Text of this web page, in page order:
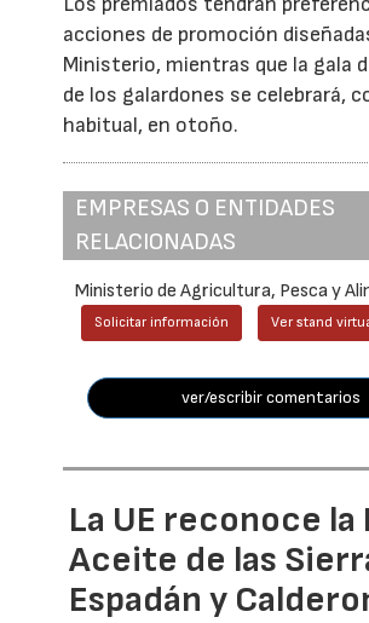
acciones de promoción
Ministerio, mientras que la gala
de los galardones se celebrará,
habitual, en otoño.
EMPRESAS O ENTIDADES
RELACIONADAS
Ministerio de Agricultura, Pesca y
Solicitar información Ver stand
ver/escribir comentarios
La UE reconoce la
Aceite de las
Espadán y